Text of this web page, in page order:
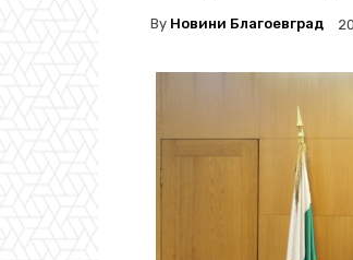
By Новини Благоевград